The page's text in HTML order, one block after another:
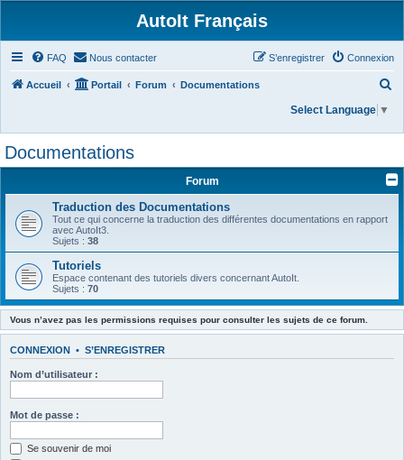
AutoIt Français
FAQ Nous contacter Connexion
S’enregistrer
Accueil Portail Forum Documentations
e
r
e
Select Language ▼
Documentations
Forum
Traduction des Documentations
Tout ce qui concerne la traduction des différentes documentations en rapport
avec AutoIt3.
Sujets : 38
Tutoriels
Espace contenant des tutoriels divers concernant AutoIt.
Sujets : 70
Vous n’avez pas les permissions requises pour consulter les sujets de ce forum.
CONNEXION • S’ENREGISTRER
Nom d’utilisateur :
Mot de passe :
Se souvenir de moi